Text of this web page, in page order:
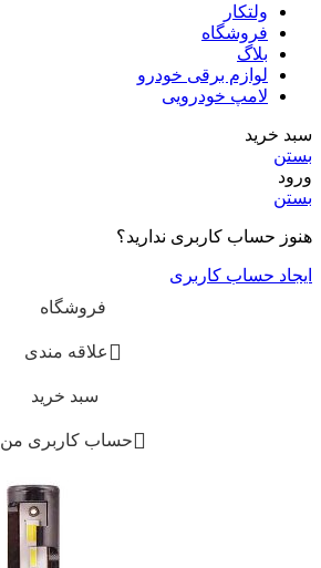
ولتکار
فروشگاه
بلاگ
لوازم برقی خودرو
لامپ خودرویی
سبد خرید
بستن
ورود
بستن
هنوز حساب کاربری ندارید؟
ایجاد حساب کاربری
فروشگاه
علاقه مندی
سبد خرید
حساب کاربری من